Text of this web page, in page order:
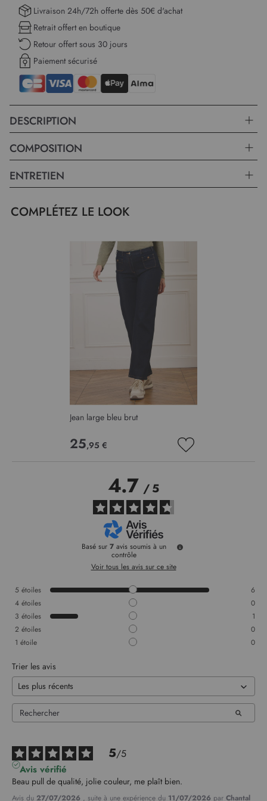
de 60 cm pour la première taille, il se marie parfaitement avec une
multitude de tenues, allant des jeans décontractés aux jupes élégantes.
Que ce soit pour un brunch entre amis ou une sortie en soirée, il
saura s'adapter à toutes les occasions.
Livraison 24h/72h offerte dès 50€ d'achat
Retrait offert en boutique
Retour offert sous 30 jours
Paiement sécurisé
DESCRIPTION
COMPOSITION
ENTRETIEN
COMPLÉTEZ LE LOOK
Jean large bleu brut
25,95 €
4.7/5
Basé sur 7 avis soumis à un
contrôle
Voir tous les avis sur ce site
5 étoiles
6
4 étoiles
0
3 étoiles
1
2 étoiles
0
1 étoile 0
Trier les avis
5/5
Avis vérifié
Beau pull de qualité, jolie couleur, me plaît bien.
Avis du 27/07/2026 , suite à une expérience du 11/07/2026 par Chantal